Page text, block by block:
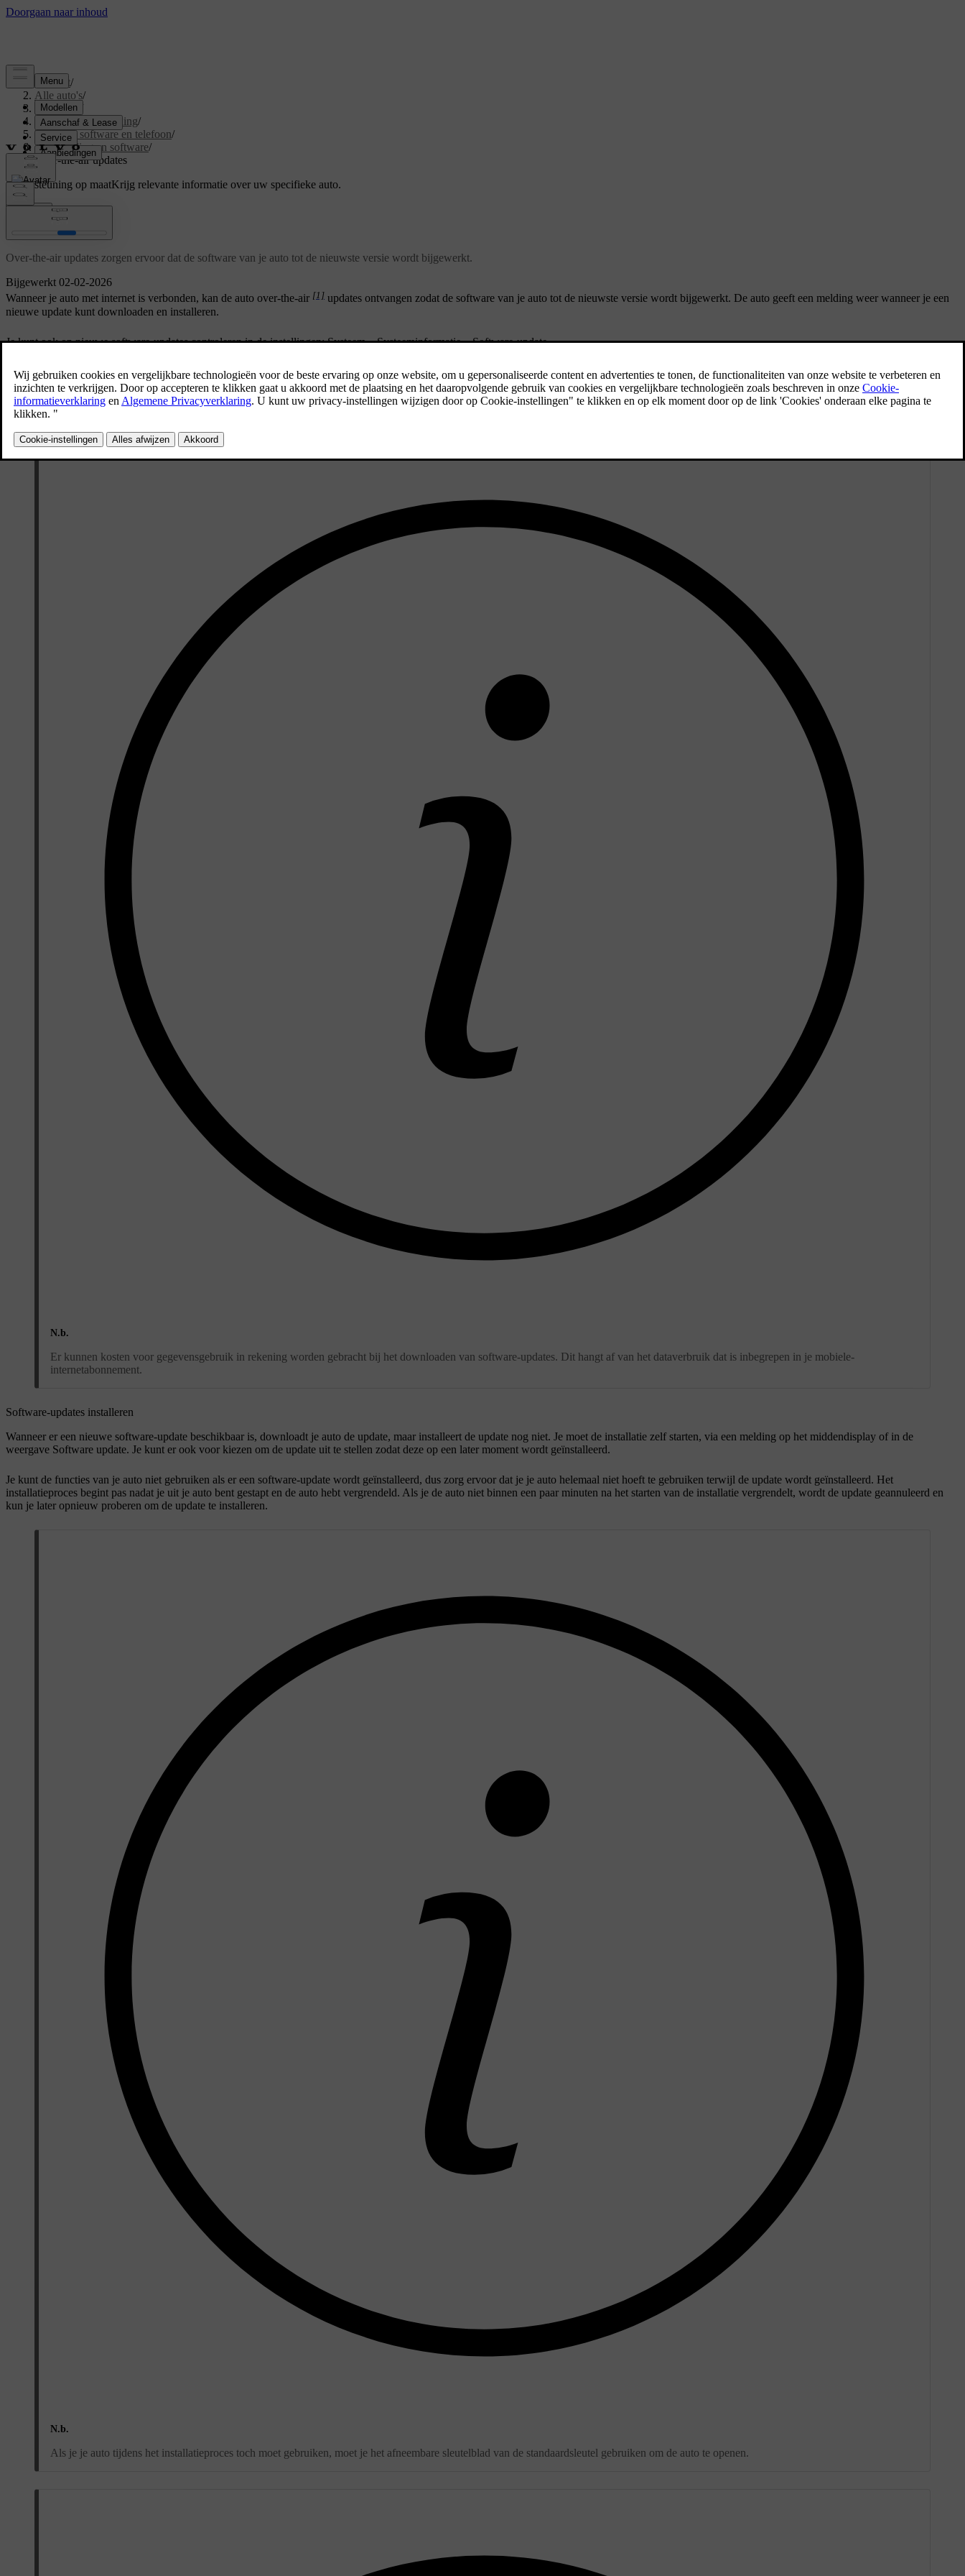
Support/
Alle auto's/
V60 2026
Gebruikershandleiding/
Displays, software en telefoon/
Verbinding en software/
Over-the-air updates
Ondersteuning op maatKrijg relevante informatie over uw specifieke auto.
Bijgewerkt 02-02-2026
Over-the-air updates
Over-the-air updates zorgen ervoor dat de software van je auto tot de nieuwste versie wordt bijgewerkt.
Wanneer je auto met internet is verbonden, kan de auto over-the-air [1] updates ontvangen zodat de software van je auto tot de nieuwste versie wordt bijgewerkt. De auto geeft een melding weer wanneer je een
nieuwe update kunt downloaden en installeren.
Je kunt ook op nieuwe software-updates controleren in de instellingen:Systeem→Systeeminformatie→Software-update.
Software-updates downloaden
Je kunt een software-update alleen downloaden als je auto met mobiel internet is verbonden en je moet het gebruik van connected services hebben goedgekeurd. Je auto downloadt de update via een mobiel
netwerk.
N.b.
Er kunnen kosten voor gegevensgebruik in rekening worden gebracht bij het downloaden van software-updates. Dit hangt af van het dataverbruik dat is inbegrepen in je mobiele-
internetabonnement.
Software-updates installeren
Wanneer er een nieuwe software-update beschikbaar is, downloadt je auto de update, maar installeert de update nog niet. Je moet de installatie zelf starten, via een melding op het middendisplay of in de
weergave Software update. Je kunt er ook voor kiezen om de update uit te stellen zodat deze op een later moment wordt geïnstalleerd.
Je kunt de functies van je auto niet gebruiken als er een software-update wordt geïnstalleerd, dus zorg ervoor dat je je auto helemaal niet hoeft te gebruiken terwijl de update wordt geïnstalleerd. Het
installatieproces begint pas nadat je uit je auto bent gestapt en de auto hebt vergrendeld. Als je de auto niet binnen een paar minuten na het starten van de installatie vergrendelt, wordt de update geannuleerd en
kun je later opnieuw proberen om de update te installeren.
N.b.
Als je je auto tijdens het installatieproces toch moet gebruiken, moet je het afneembare sleutelblad van de standaardsleutel gebruiken om de auto te openen.